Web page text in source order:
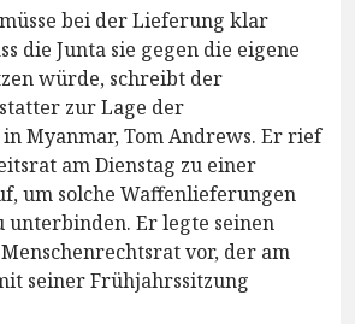
bei der Lieferung klar
die Junta sie gegen die eigene
würde, schreibt der
zur Lage der
Myanmar, Tom Andrews. Er rief
am Dienstag zu einer
um solche Waffenlieferungen
unterbinden. Er legte seinen
vor, der am
seiner Frühjahrssitzung